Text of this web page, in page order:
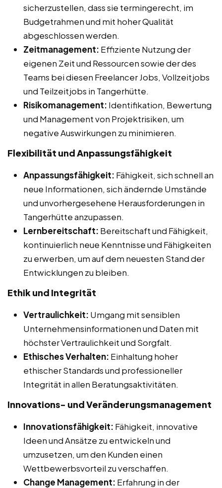
sicherzustellen, dass sie termingerecht, im
Budgetrahmen und mit hoher Qualität
abgeschlossen werden.
Zeitmanagement: Effiziente Nutzung der
eigenen Zeit und Ressourcen sowie der des
Teams bei diesen Freelancer Jobs, Vollzeitjobs
und Teilzeitjobs in Tangerhütte.
Risikomanagement: Identifikation, Bewertung
und Management von Projektrisiken, um
negative Auswirkungen zu minimieren.
Flexibilität und Anpassungsfähigkeit
Anpassungsfähigkeit: Fähigkeit, sich schnell an
neue Informationen, sich ändernde Umstände
und unvorhergesehene Herausforderungen in
Tangerhütte anzupassen.
Lernbereitschaft: Bereitschaft und Fähigkeit,
kontinuierlich neue Kenntnisse und Fähigkeiten
zu erwerben, um auf dem neuesten Stand der
Entwicklungen zu bleiben.
Ethik und Integrität
Vertraulichkeit: Umgang mit sensiblen
Unternehmensinformationen und Daten mit
höchster Vertraulichkeit und Sorgfalt.
Ethisches Verhalten: Einhaltung hoher
ethischer Standards und professioneller
Integrität in allen Beratungsaktivitäten.
Innovations- und Veränderungsmanagement
Innovationsfähigkeit: Fähigkeit, innovative
Ideen und Ansätze zu entwickeln und
umzusetzen, um den Kunden einen
Wettbewerbsvorteil zu verschaffen.
Change Management: Erfahrung in der